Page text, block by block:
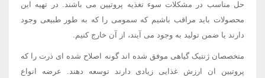
حل مناسب در مشکلات سوء تغذیه پروتیین می باشند. در تهیه این
محصولات باید مراقب باشیم که سمومی را که به طور طبیعی وجود
دارند یا ضمن تولید به وجود می آیند، از آن خارج کنیم.
متخصصان ژنتیک گیاهی موفق شده اند گونه اصلاح شده ای ذرت را که
پروتیین ان ارزش غذایی زیادی دارند توسعه دهند. عرضه انواع